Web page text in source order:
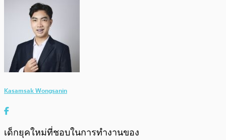
Kasamsak Wongsanin
เด็กยุคใหม่ที่ชอบในการทำงานของ